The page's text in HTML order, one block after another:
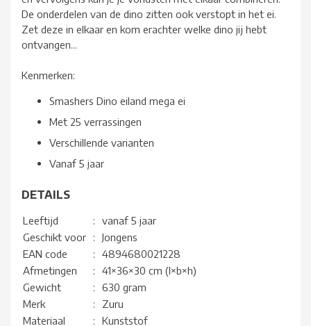
De onderdelen van de dino zitten ook verstopt in het ei.
Zet deze in elkaar en kom erachter welke dino jij hebt
ontvangen...
Kenmerken:
Smashers Dino eiland mega ei
Met 25 verrassingen
Verschillende varianten
Vanaf 5 jaar
DETAILS
Leeftijd :
vanaf 5 jaar
Geschikt voor
:
Jongens
EAN code
:
4894680021228
Afmetingen
:
41×36×30 cm (l×b×h)
Gewicht
:
630 gram
Merk
:
Zuru
Materiaal
:
Kunststof